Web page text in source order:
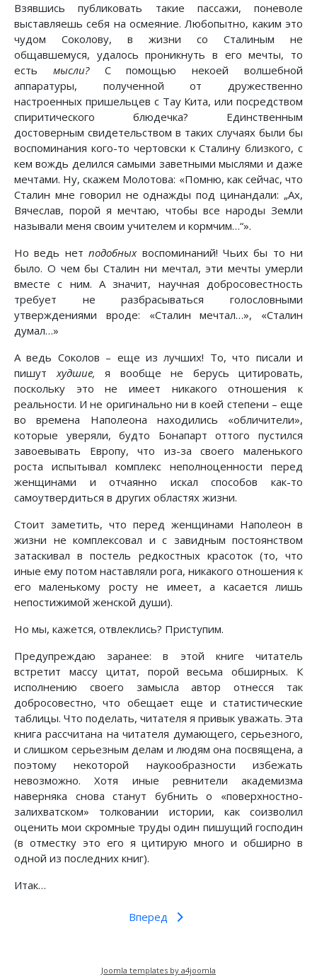
Взявшись публиковать такие пассажи, поневоле
выставляешь себя на осмеяние. Любопытно, каким это
чудом Соколову, в жизни со Сталиным не
общавшемуся, удалось проникнуть в его мечты, то
есть мысли?С помощью некоей волшебной
аппаратуры, полученной от дружественно
настроенных пришельцев с Тау Кита, или посредством
спиритического блюдечка? Единственным
достоверным свидетельством в таких случаях были бы
воспоминания кого-то чертовски к Сталину близкого, с
кем вождь делился самыми заветными мыслями и даже
мечтами. Ну, скажем Молотова: «Помню, как сейчас, что
Сталин мне говорил не однажды под цинандали: „Ах,
Вячеслав, порой я мечтаю, чтобы все народы Земли
называли меня своим учителем и кормчим…“».
Но ведь нетподобныхвоспоминаний! Чьих бы то ни
было. О чем бы Сталин ни мечтал, эти мечты умерли
вместе с ним. А значит, научная добросовестность
требует не разбрасываться голословными
утверждениями вроде: «Сталин мечтал…», «Сталин
думал…»
А ведь Соколов – еще из лучших! То, что писали и
пишутхудшие, я вообще не берусь цитировать,
поскольку это не имеет никакого отношения к
реальности. И не оригинально ни в коей степени – еще
во времена Наполеона находились «обличители»,
которые уверяли, будто Бонапарт оттого пустился
завоевывать Европу, что из-за своего маленького
роста испытывал комплекс неполноценности перед
женщинами и отчаянно искал способов как-то
самоутвердиться в других областях жизни.
Стоит заметить, что перед женщинами Наполеон в
жизни не комплексовал и с завидным постоянством
затаскивал в постель редкостных красоток (то, что
иные ему потом наставляли рога, никакого отношения к
его маленькому росту не имеет, а касается лишь
непостижимой женской души).
Но мы, кажется, отвлеклись? Приступим.
Предупреждаю заранее: в этой книге читатель
встретит массу цитат, порой весьма обширных. К
исполнению своего замысла автор отнесся так
добросовестно, что обещает еще и статистические
таблицы. Что поделать, читателя я привык уважать. Эта
книга рассчитана на читателя думающего, серьезного,
и слишком серьезным делам и людям она посвящена, а
поэтому некоторой наукообразности избежать
невозможно. Хотя иные ревнители академизма
наверняка снова станут бубнить о «поверхностно-
залихватском» толковании истории, как соизволил
оценить мои скромные труды один пишущий господин
(в отместку это его я цитирую много и обширно в
одной из последних книг).
Итак…
Вперед
Joomla templates by a4joomla